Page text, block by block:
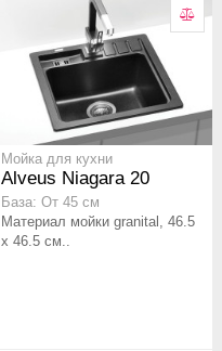
Мойка для кухни
Alveus Niagara 20
База: От 45 см
Материал мойки granital, 46.5
x 46.5 см..